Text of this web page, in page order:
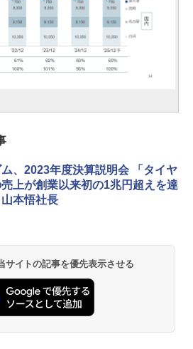
、2023年度決算説明会 「タイヤ
上が創業以来初の1兆円超えを達
本悟社長
サイトの記事を優先表示させる